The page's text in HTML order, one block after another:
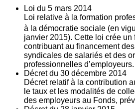
Loi du 5 mars 2014
Loi relative à la formation
à la démocratie sociale (en
janvier 2015). Cette loi crée un
contribuant au financement
syndicales de salariés et des
professionnelles d’employeurs.
Décret du 30 décembre 2014
Décret relatif à la contribution
le taux et les modalités de
des employeurs au Fonds,